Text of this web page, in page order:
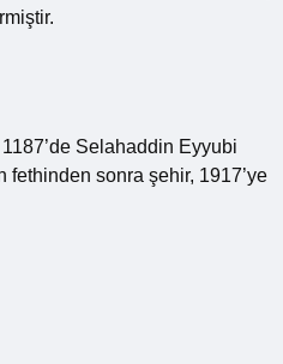
Selahaddin Eyyubi
fethinden sonra şehir, 1917’ye